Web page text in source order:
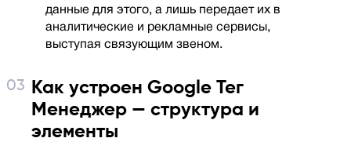
данные для этого, а лишь передает их в
аналитические и рекламные сервисы,
выступая связующим звеном.
Как устроен Google Тег
Менеджер — структура и
элементы